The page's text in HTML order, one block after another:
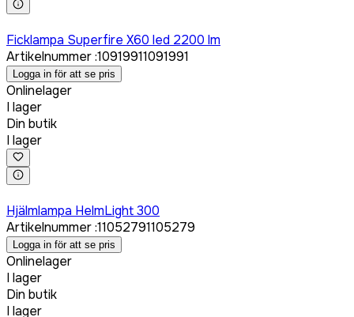
Ficklampa Superfire X60 led 2200 lm
Artikelnummer:10919911091991
Logga in för att se pris
Onlinelager
I lager
Din butik
I lager
Hjälmlampa HelmLight 300
Artikelnummer:11052791105279
Logga in för att se pris
Onlinelager
I lager
Din butik
I lager